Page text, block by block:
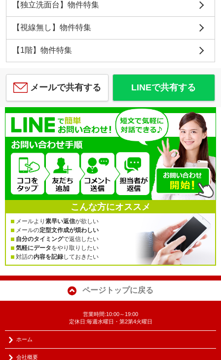
【独立洗面台】物件特集
【視線無し】物件特集
【1階】物件特集
メールで共有する LINEで共有する
こんな方にオススメ
メールより 素早い返信が欲しい
メールの定型文作成が煩わしい
自分のタイミングで返信したい
気軽にデータをやり取りしたい
対話の内容を記録しておきたい
ページトップに戻る
営業時間:10:00～19:00
定休日:毎週水曜日・第2第4火曜日
ホーム
会社概要